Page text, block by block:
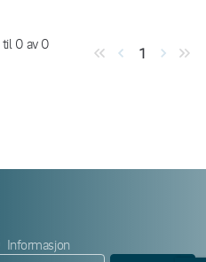
til 0 av 0
1
Informasjon